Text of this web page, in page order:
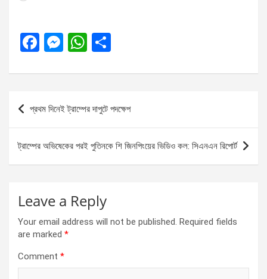
F
ce
b
o
o
k
M
se
n
g
er
W
at
A
p
p
ar
Post
navigation
প্রথম দিনেই ট্রাম্পের দাপুটে পদক্ষেপ
ট্রাম্পের অভিষেকের পরই পুতিনকে শি জিনপিংয়ের ভিডিও কল: সিএনএন রিপোর্ট
Leave a Reply
Your email address will not be published. Required fields
are marked *
Comment *